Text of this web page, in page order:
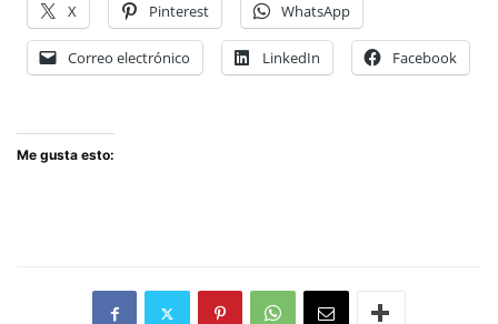
X Pinterest WhatsApp
Correo electrónico LinkedIn Facebook
Me gusta esto: